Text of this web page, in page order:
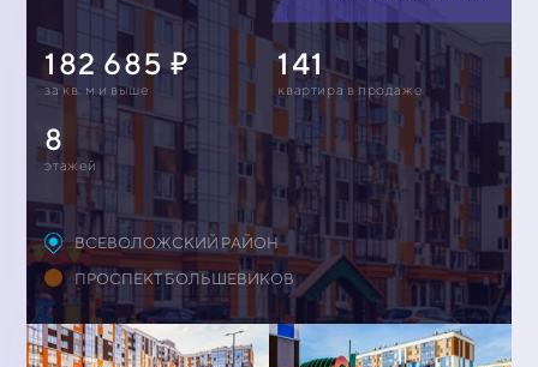
182 685
за кв. м и выше
141
квартирa в продаже
8
этажей
ВСЕВОЛОЖСКИЙ РАЙОН
ПРОСПЕКТ БОЛЬШЕВИКОВ